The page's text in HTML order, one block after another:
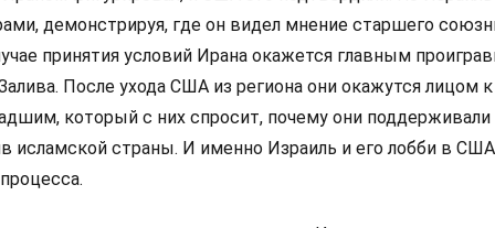
демонстрируя, где он видел мнение старшего
принятия условий Ирана окажется главным
После ухода США из региона они окажутся лицом
который с них спросит, почему они поддерживали
исламской страны. И именно Израиль и его лобби в